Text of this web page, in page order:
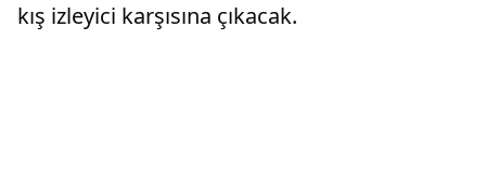
kış izleyici karşısına çıkacak.